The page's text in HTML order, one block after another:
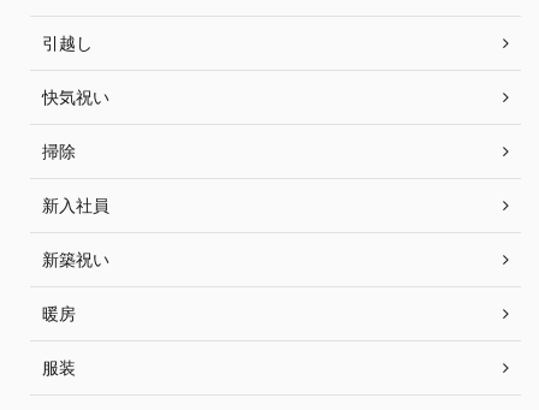
引越し
快気祝い
掃除
新入社員
新築祝い
暖房
服装